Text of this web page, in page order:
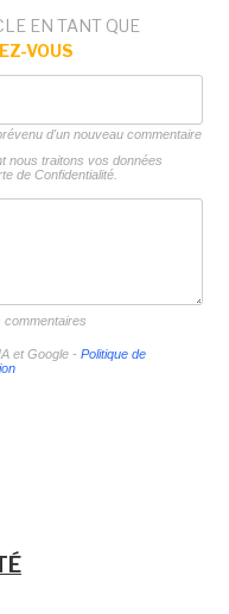
EN TANT QUE
VOUS
d'un nouveau commentaire
nous traitons vos données
de Confidentialité.
commentaires
et Google - Politique de